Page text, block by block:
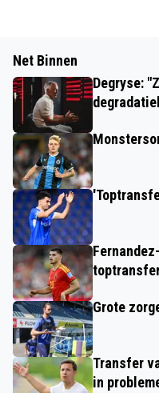
Net Binnen
Degryse:
Grote
Transfer
in